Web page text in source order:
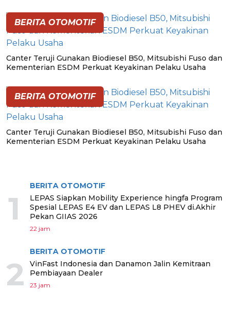
BERITA OTOMOTIF
Canter Teruji Gunakan Biodiesel B50, Mitsubishi Fuso dan
Kementerian ESDM Perkuat Keyakinan Pelaku Usaha
BERITA OTOMOTIF
Canter Teruji Gunakan Biodiesel B50, Mitsubishi Fuso dan
Kementerian ESDM Perkuat Keyakinan Pelaku Usaha
1
BERITA OTOMOTIF
LEPAS Siapkan Mobility Experience hingfa Program
Spesial LEPAS E4 EV dan LEPAS L8 PHEV di.Akhir
Pekan GIIAS 2026
22 jam
2
BERITA OTOMOTIF
VinFast Indonesia dan Danamon Jalin Kemitraan
Pembiayaan Dealer
23 jam